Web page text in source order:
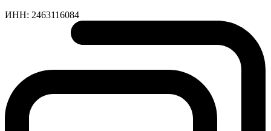
ИНН: 2463116084